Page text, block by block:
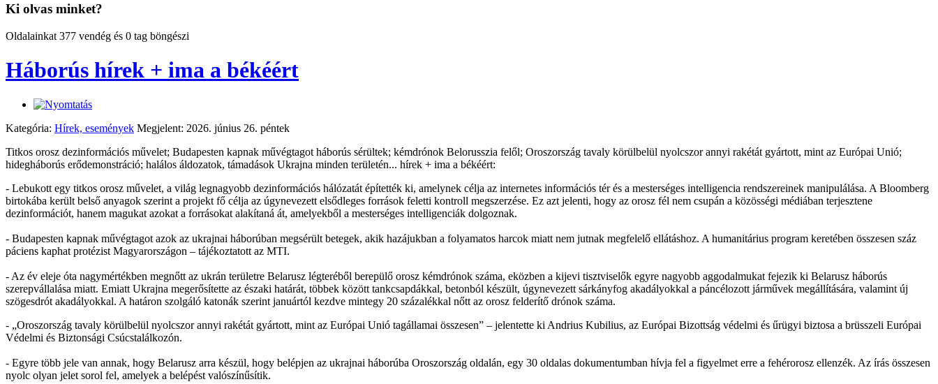
Ki olvas minket?
Oldalainkat 377 vendég és 0 tag böngészi
Háborús hírek + ima a békéért
Kategória: Hírek, események Megjelent: 2026. június 26. péntek
Titkos orosz dezinformációs művelet; Budapesten kapnak művégtagot háborús sérültek; kémdrónok Belorusszia felől; Oroszország tavaly körülbelül nyolcszor annyi rakétát gyártott, mint az Európai Unió;
hidegháborús erődemonstráció; halálos áldozatok, támadások Ukrajna minden területén... hírek + ima a békéért:
- Lebukott egy titkos orosz művelet, a világ legnagyobb dezinformációs hálózatát építették ki, amelynek célja az internetes információs tér és a mesterséges intelligencia rendszereinek manipulálása. A Bloomberg
birtokába került belső anyagok szerint a projekt fő célja az úgynevezett elsődleges források feletti kontroll megszerzése. Ez azt jelenti, hogy az orosz fél nem csupán a közösségi médiában terjesztene
dezinformációt, hanem magukat azokat a forrásokat alakítaná át, amelyekből a mesterséges intelligenciák dolgoznak.
- Budapesten kapnak művégtagot azok az ukrajnai háborúban megsérült betegek, akik hazájukban a folyamatos harcok miatt nem jutnak megfelelő ellátáshoz. A humanitárius program keretében összesen száz
páciens kaphat protézist Magyarországon – tájékoztatott az MTI.
- Az év eleje óta nagymértékben megnőtt az ukrán területre Belarusz légteréből berepülő orosz kémdrónok száma, eközben a kijevi tisztviselők egyre nagyobb aggodalmukat fejezik ki Belarusz háborús
szerepvállalása miatt. Emiatt Ukrajna megerősítette az északi határát, többek között tankcsapdákkal, betonból készült, úgynevezett sárkányfog akadályokkal a páncélozott járművek megállítására, valamint új
szögesdrót akadályokkal. A határon szolgáló katonák szerint januártól kezdve mintegy 20 százalékkal nőtt az orosz felderítő drónok száma.
- „Oroszország tavaly körülbelül nyolcszor annyi rakétát gyártott, mint az Európai Unió tagállamai összesen” – jelentette ki Andrius Kubilius, az Európai Bizottság védelmi és űrügyi biztosa a brüsszeli Európai
Védelmi és Biztonsági Csúcstalálkozón.
- Egyre több jele van annak, hogy Belarusz arra készül, hogy belépjen az ukrajnai háborúba Oroszország oldalán, egy 30 oldalas dokumentumban hívja fel a figyelmet erre a fehérorosz ellenzék. Az írás összesen
nyolc olyan jelet sorol fel, amelyek a belépést valószínűsítik.